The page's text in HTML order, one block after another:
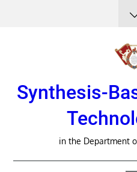
Synthesis-
in the Department